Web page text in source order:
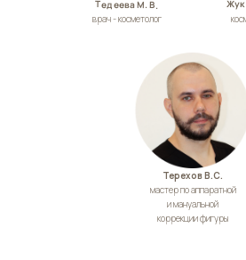
мастер по аппаратной
и мануальной
коррекции фигуры
Терехов В.C.
врач - косметолог
Тедеева М. В.